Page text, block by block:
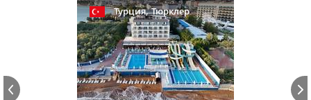
Турция,Тюрклер